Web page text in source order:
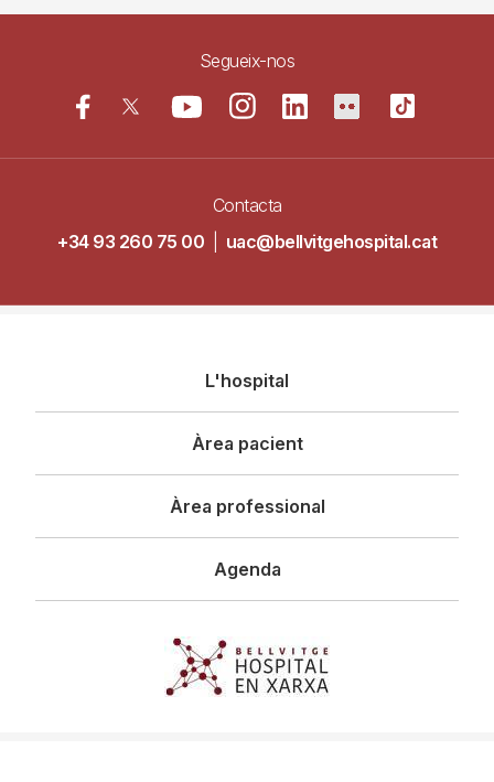
Segueix-nos
Contacta
+34 93 260 75 00
uac@bellvitgehospital.cat
principal
L'hospital
Àrea pacient
Àrea professional
Agenda